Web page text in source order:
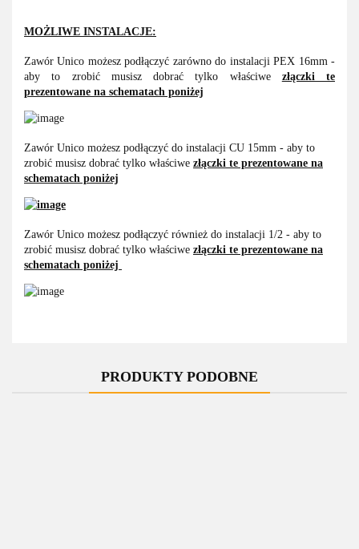
MOŻLIWE INSTALACJE:
Zawór Unico możesz podłączyć zarówno do instalacji PEX 16mm -
aby to zrobić musisz dobrać tylko właściwe złączki te
prezentowane na schematach poniżej
Zawór Unico możesz podłączyć do instalacji CU 15mm - aby to
zrobić musisz dobrać tylko właściwe złączki te prezentowane na
schematach poniżej
Zawór Unico możesz podłączyć również do instalacji 1/2 - aby to
zrobić musisz dobrać tylko właściwe złączki te prezentowane na
schematach poniżej
PRODUKTY PODOBNE